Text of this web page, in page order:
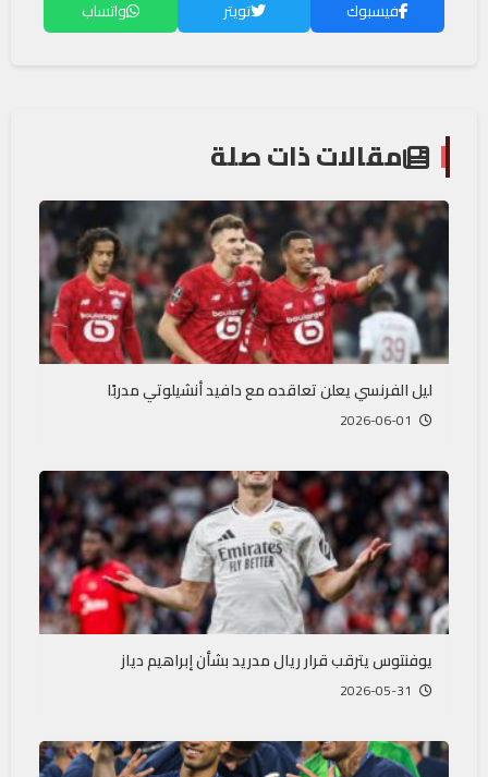
فيسبوك تويتر واتساب
مقالات ذات صلة
ليل الفرنسي يعلن تعاقده مع دافيد أنشيلوتي مدربًا
يوفنتوس يترقب قرار ريال مدريد بشأن إبراهيم دياز